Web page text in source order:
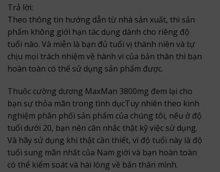
Trả lời:
Theo thông tin hướng dẫn từ nhà sản xuất, thì sản
phẩm không giới hạn tác dụng dành cho riêng độ
tuổi nào. Và miễn là bạn đủ tuổi vị thành niên và tự
chịu mọi trách nhiệm về hành vi của bản thân thì bạn
hoàn toàn có thể sử dụng sản phẩm được.
Thuốc cường dương MaxMan 3800mg đem lại cho
bạn sự thỏa mãn trong tình dụcTuy nhiên theo kinh
nghiệm phân phối sản phẩm của chúng tôi, nếu ở độ
tuổi dưới 20, bạn nên cân nhắc thật kỹ việc sử dụng.
Và hãy sử dụng khi thật cần thiết, vì độ tuổi này là độ
tuổi sung mãn nhất của Nam giới và bạn hoàn toàn
có thể kiểm soát và hài lòng về bản thân mình.